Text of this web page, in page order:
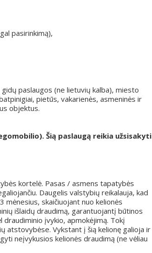
pasirinkimą),
paslaugos (ne lietuvių kalba), miesto
pietūs, vakarienės, asmeninės ir
objektus.
Šią paslaugą reikia užsisakyti
kortelė. Pasas / asmens tapatybės
Daugelis valstybių reikalauja, kad
skaičiuojant nuo kelionės
išlaidų draudimą, garantuojantį būtinos
įvykio, apmokėjimą. Tokį
atstovybėse. Vykstant į šią kelionę galioja ir
neįvykusios kelionės draudimą (ne vėliau